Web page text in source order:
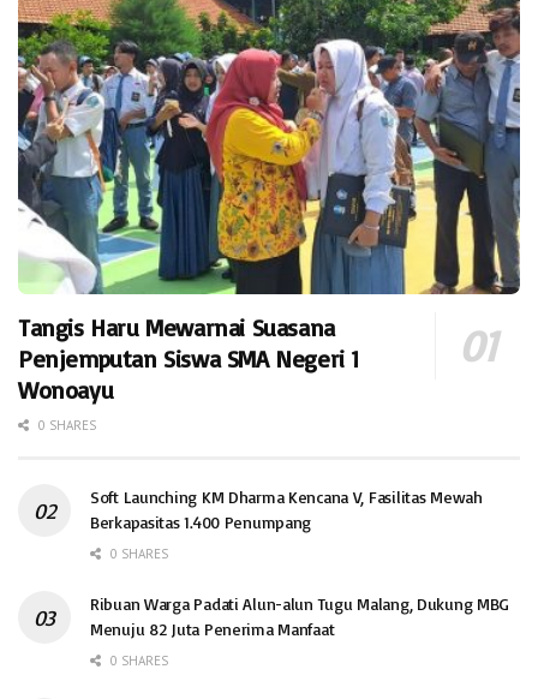
Tangis Haru Mewarnai Suasana
Penjemputan Siswa SMA Negeri 1
Wonoayu
0 SHARES
Soft Launching KM Dharma Kencana V, Fasilitas Mewah
Berkapasitas 1.400 Penumpang
0 SHARES
Ribuan Warga Padati Alun-alun Tugu Malang, Dukung MBG
Menuju 82 Juta Penerima Manfaat
0 SHARES